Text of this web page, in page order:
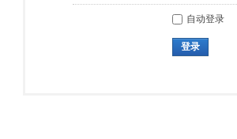
自动登录
登录